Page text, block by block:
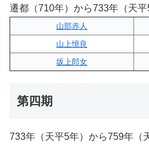
遷都（710年）から733年（天平
山部赤人
山上憶良
坂上郎女
第四期
733年（天平5年）から759年（